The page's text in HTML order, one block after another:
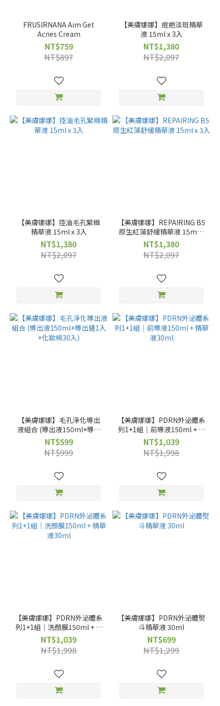
FRUSIRNANA Aim Get
Acnes Cream
NT$759
NT$897
【美膚娜娜】痘疤淡斑精華
液 15ml x 3入
NT$1,380
NT$2,097
【美膚娜娜】控油毛孔緊緻
精華液 15ml x 3入
NT$1,380
NT$2,097
【美膚娜娜】REPAIRING B5
原生紅藻舒緩精華液 15ml x
3入
NT$1,380
NT$2,097
【美膚娜娜】毛孔淨化導出
液組合 (導出液150ml+導出
鏟1入+化妝棉30入)
NT$599
NT$999
【美膚娜娜】PDRN外泌體系
列1+1組｜前導液150ml + 精
華液30ml
NT$1,039
NT$1,998
【美膚娜娜】PDRN外泌體系
列1+1組｜洗顏膜150ml + 精
華液30ml
NT$1,039
NT$1,998
【美膚娜娜】PDRN外泌體熨
斗精華液 30ml
NT$699
NT$1,299